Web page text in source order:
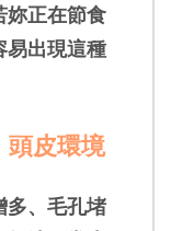
妳正在節食
易出現這種
頭皮環境
多、毛孔堵